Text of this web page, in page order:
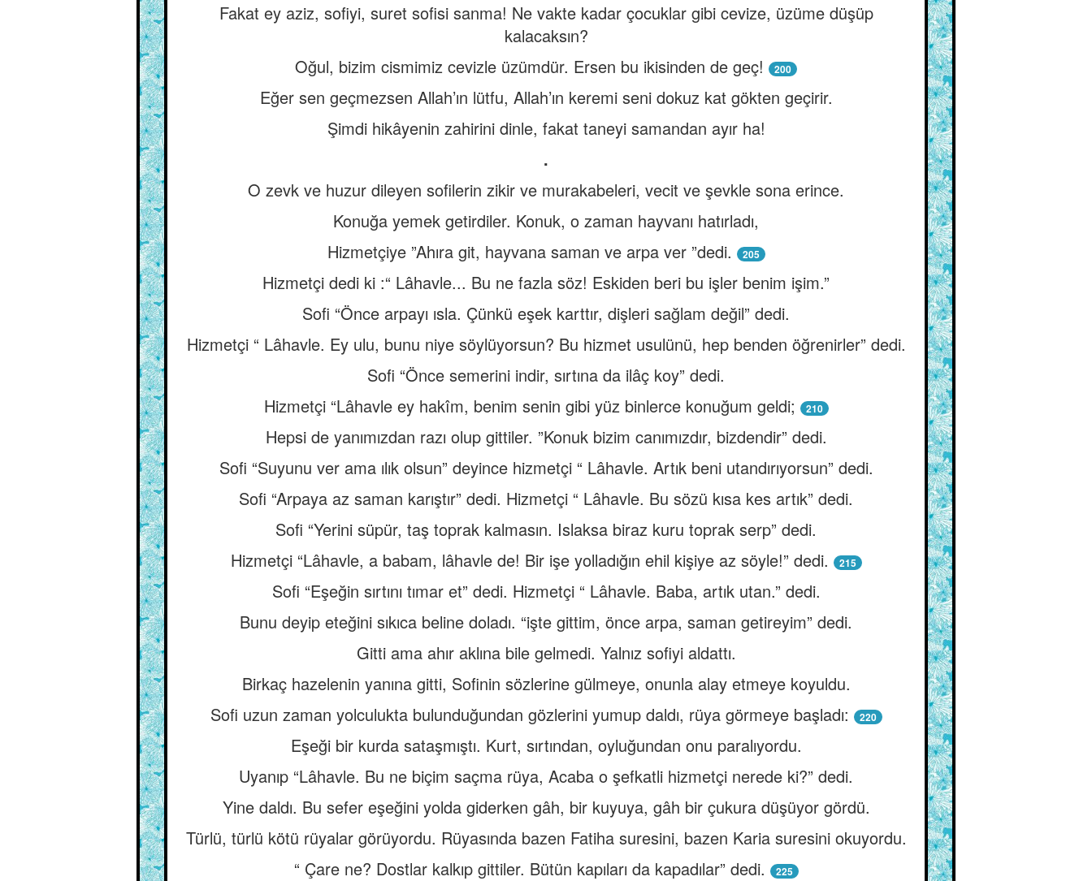
Fakat ey aziz, sofiyi, suret sofisi sanma! Ne vakte kadar çocuklar gibi cevize, üzüme düşüp
kalacaksın?
Oğul, bizim cismimiz cevizle üzümdür. Ersen bu ikisinden de geç!
200
Eğer sen geçmezsen Allah’ın lütfu, Allah’ın keremi seni dokuz kat gökten geçirir.
Şimdi hikâyenin zahirini dinle, fakat taneyi samandan ayır ha!
.
O zevk ve huzur dileyen sofilerin zikir ve murakabeleri, vecit ve şevkle sona erince.
Konuğa yemek getirdiler. Konuk, o zaman hayvanı hatırladı,
Hizmetçiye ”Ahıra git, hayvana saman ve arpa ver ”dedi.
205
Hizmetçi dedi ki :“ Lâhavle... Bu ne fazla söz! Eskiden beri bu işler benim işim.”
Sofi “Önce arpayı ısla. Çünkü eşek karttır, dişleri sağlam değil” dedi.
Hizmetçi “ Lâhavle. Ey ulu, bunu niye söylüyorsun? Bu hizmet usulünü, hep benden öğrenirler” dedi.
Sofi “Önce semerini indir, sırtına da ilâç koy” dedi.
Hizmetçi “Lâhavle ey hakîm, benim senin gibi yüz binlerce konuğum geldi;
210
Hepsi de yanımızdan razı olup gittiler. ”Konuk bizim canımızdır, bizdendir” dedi.
Sofi “Suyunu ver ama ılık olsun” deyince hizmetçi “ Lâhavle. Artık beni utandırıyorsun” dedi.
Sofi “Arpaya az saman karıştır” dedi. Hizmetçi “ Lâhavle. Bu sözü kısa kes artık” dedi.
Sofi “Yerini süpür, taş toprak kalmasın. Islaksa biraz kuru toprak serp” dedi.
Hizmetçi “Lâhavle, a babam, lâhavle de! Bir işe yolladığın ehil kişiye az söyle!” dedi.
215
Sofi “Eşeğin sırtını tımar et” dedi. Hizmetçi “ Lâhavle. Baba, artık utan.” dedi.
Bunu deyip eteğini sıkıca beline doladı. “işte gittim, önce arpa, saman getireyim” dedi.
Gitti ama ahır aklına bile gelmedi. Yalnız sofiyi aldattı.
Birkaç hazelenin yanına gitti, Sofinin sözlerine gülmeye, onunla alay etmeye koyuldu.
Sofi uzun zaman yolculukta bulunduğundan gözlerini yumup daldı, rüya görmeye başladı:
220
Eşeği bir kurda sataşmıştı. Kurt, sırtından, oyluğundan onu paralıyordu.
Uyanıp “Lâhavle. Bu ne biçim saçma rüya, Acaba o şefkatli hizmetçi nerede ki?” dedi.
Yine daldı. Bu sefer eşeğini yolda giderken gâh, bir kuyuya, gâh bir çukura düşüyor gördü.
Türlü, türlü kötü rüyalar görüyordu. Rüyasında bazen Fatiha suresini, bazen Karia suresini okuyordu.
“ Çare ne? Dostlar kalkıp gittiler. Bütün kapıları da kapadılar” dedi.
225